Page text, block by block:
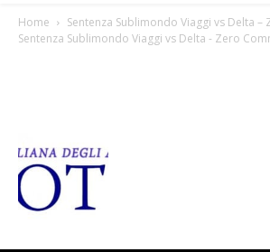
Home
Sentenza Sublimondo Viaggi vs Delta –
Sentenza Sublimondo Viaggi vs Delta - Zero